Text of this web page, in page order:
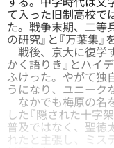
て入った旧制高校で
た。戦争末期、二等
の研究』と『万葉集』
戦後、京大に復学
かく語りき』とハイ
ふけった。やがて独
うになり、ユニーク
なかでも梅原の名
した『隠された十字
普及ではなく、聖徳
れたと主張し、ミス